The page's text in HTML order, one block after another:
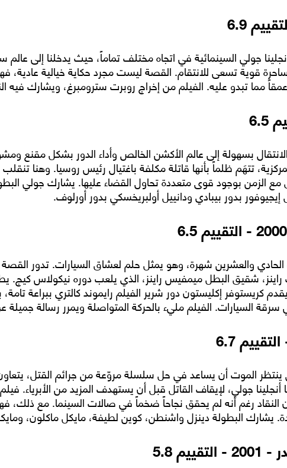
أنجلينا جولي السينمائية في اتجاه مختلف تماماً، حيث يدخلنا
قوية تسعى للانتقام. القصة ليست مجرد حكاية خيالية عادية،
مما تبدو عليه. الفيلم من إخراج روبرت سترومبرغ، ويشارك فيه
بسهولة إلى عالم الأكشن الخالص وأداء الدور بشكل مقنع
تتهَم ظلماً بأنها قاتلة مكلفة باغتيال رئيس روسيا. وهنا
مع الزمن بوجود قوى متعددة تحاول القضاء عليها. يشارك جولي
إيجيوفور بدور بيبادي ودانييل أولبريخسكي بدور أورلوف.
الحادي والعشرين شهرة، وهو يمثل حلم لعشاق السيارات. تدور
راينز، شقيق البطل ميمفيس راينز، الذي يلعب دوره نيكولاس
كريستوفر إكليستون دور شرير الفيلم رايموند كالتري ببراعة
سرقة السيارات. الفيلم مليء بالحركة المتواصلة ويمرر رسالة جميلة
الموت أن يساعد في حل سلسلة مروّعة من جرائم القتل،
أنجلينا جولي، لإيقاف القاتل قبل أن يستهدف المزيد من الأبرياء.
رغم أنه لم يحقق نجاحاً ضخماً في صالات السينما. مع ذلك،
يشارك البطولة دينزل واشنطن، كوين لطيفة، مايكل ماكلون،
5.8